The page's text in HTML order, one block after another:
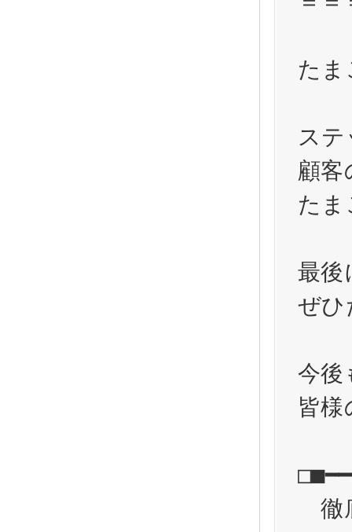
た
ス
顧客
た
最後
ぜひ
今後
皆
徹